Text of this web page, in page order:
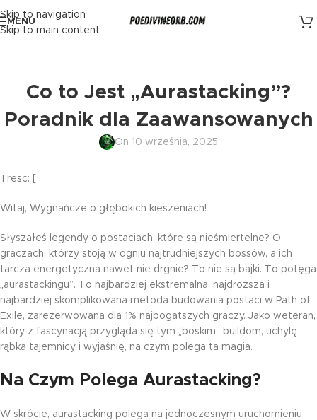
Skip to navigation
Skip to main content
MENU
Co to Jest „Aurastacking”?
Poradnik dla Zaawansowanych
On 10 września, 2025
Tresc: [
Witaj, Wygnańcze o głębokich kieszeniach!
Słyszałeś legendy o postaciach, które są nieśmiertelne? O
graczach, którzy stoją w ogniu najtrudniejszych bossów, a ich
tarcza energetyczna nawet nie drgnie? To nie są bajki. To potęga
„aurastackingu”. To najbardziej ekstremalna, najdroższa i
najbardziej skomplikowana metoda budowania postaci w Path of
Exile, zarezerwowana dla 1% najbogatszych graczy. Jako weteran,
który z fascynacją przygląda się tym „boskim” buildom, uchylę
rąbka tajemnicy i wyjaśnię, na czym polega ta magia.
Na Czym Polega Aurastacking?
W skrócie, aurastacking polega na jednoczesnym uruchomieniu